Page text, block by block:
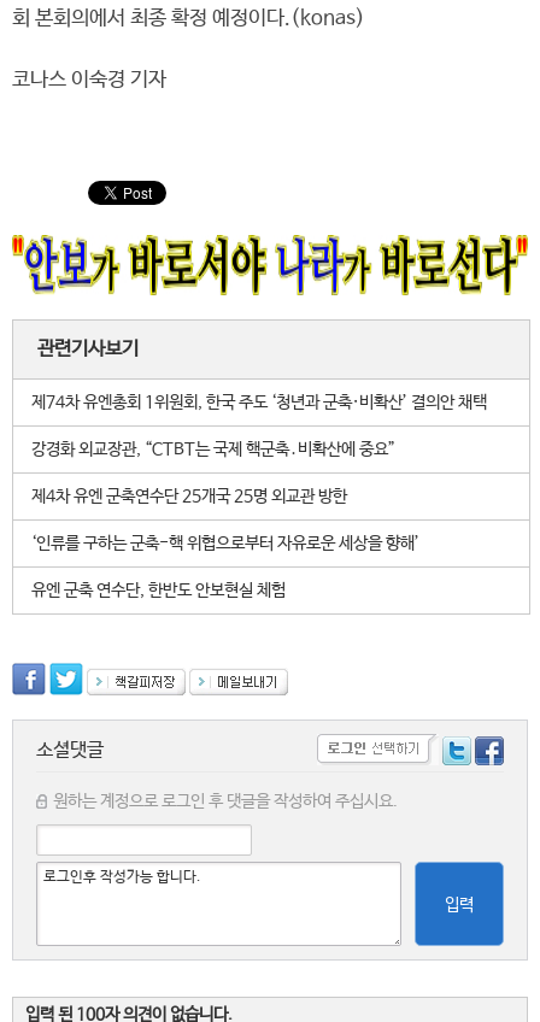
회 본회의에서 최종 확정 예정이다.(konas)
코나스 이숙경 기자
관련기사보기
제74차 유엔총회 1위원회, 한국 주도 ‘청년과 군축·비확산’ 결의안 채택
강경화 외교장관, “CTBT는 국제 핵군축․비확산에 중요”
제4차 유엔 군축연수단 25개국 25명 외교관 방한
‘인류를 구하는 군축-핵 위협으로부터 자유로운 세상을 향해’
유엔 군축 연수단, 한반도 안보현실 체험
소셜댓글
원하는 계정으로 로그인 후 댓글을 작성하여 주십시요.
입력
입력 된 100자 의견이 없습니다.